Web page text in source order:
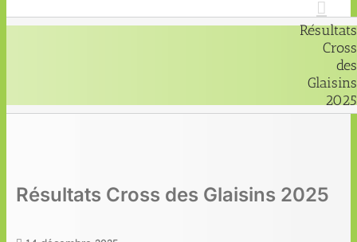
Résultats
Cross
des
Glaisins
2025
Résultats Cross des Glaisins 2025